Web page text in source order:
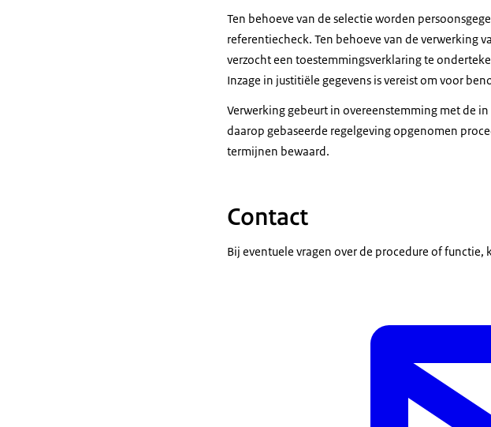
Ten behoeve van de selectie worden
referentiecheck. Ten behoeve van de verwerking
verzocht een toestemmingsverklaring te
Inzage in justitiële gegevens is vereist om voor
Verwerking gebeurt in overeenstemming met de
daarop gebaseerde regelgeving opgenomen
termijnen bewaard.
Contact
Bij eventuele vragen over de procedure of